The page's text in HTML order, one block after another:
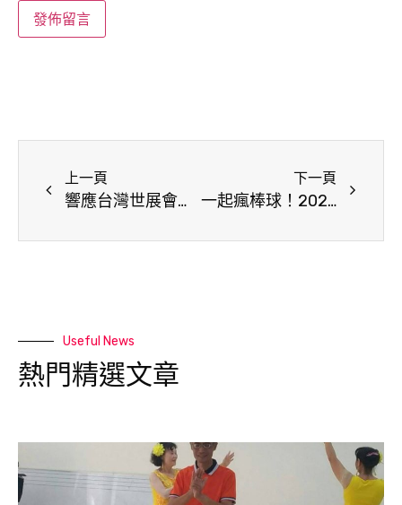
上一頁
響應台灣世展會禮物型錄行動 挑份禮物助貧童度過疫情風暴
下一頁
一起瘋棒球！2020行動夢想家盃新竹開打，邀您陪兒少接棒未來
Useful News
熱門精選文章